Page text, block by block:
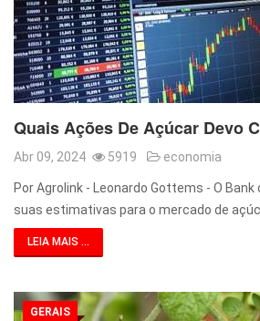
Quais Ações De Açúcar Devo
Abr 09, 2024 5919 economia
Por Agrolink - Leonardo Gottems - O
suas estimativas para o mercado de
LEIA MAIS ...
GERAIS